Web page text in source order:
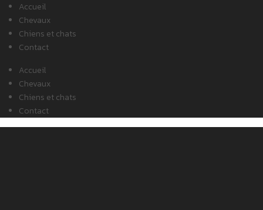
Accueil
Chevaux
Chiens et chats
Contact
Accueil
Chevaux
Chiens et chats
Contact